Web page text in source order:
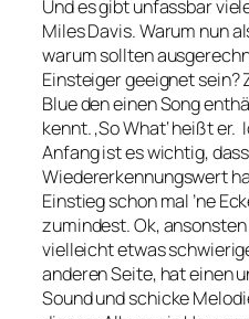
Und es gibt unfassbar
Miles Davis. Warum nun
warum sollten
Einsteiger geeignet sein?
Blue den einen Song
kennt. ‚So What‘ heißt
Anfang ist es wichtig,
Wiedererkennungswert
Einstieg schon mal ’ne
zumindest. Ok,
vielleicht etwas
anderen Seite, hat einen
Sound und schicke